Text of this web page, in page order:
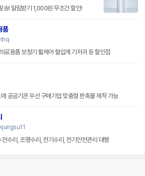
송! 알림받기 1,000원 무조건 할인!
품
료용품 보청기 휠체어 혈압계 기저귀 등 할인점
판촉물전문 대량도매 창고형도매 공공기관 우선 구매기업 맞춤형 판촉물 제작 가능
수리, 조명수리, 전기수리, 전기안전관리 대행